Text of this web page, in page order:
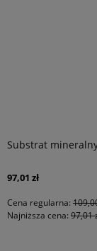
Substrat
97,01 zł
Cena regularna:
Najniższa cena: 97,01